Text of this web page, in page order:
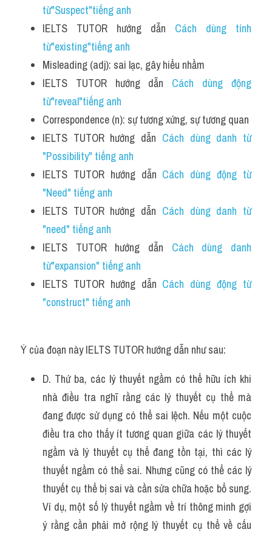
từ"Suspect"tiếng anh
IELTS TUTOR hướng dẫn Cách dùng tính
từ"existing"tiếng anh
Misleading (adj): sai lạc, gây hiểu nhầm
IELTS TUTOR hướng dẫn Cách dùng động
từ"reveal"tiếng anh
Correspondence (n): sự tương xứng, sự tương quan
IELTS TUTOR hướng dẫn Cách dùng danh từ
"Possibility" tiếng anh
IELTS TUTOR hướng dẫn Cách dùng động từ
"Need" tiếng anh
IELTS TUTOR hướng dẫn Cách dùng danh từ
"need" tiếng anh
IELTS TUTOR hướng dẫn Cách dùng danh
từ"expansion" tiếng anh
IELTS TUTOR hướng dẫn Cách dùng động từ
"construct" tiếng anh
Ý của đoạn này IELTS TUTOR hướng dẫn như sau:
D. Thứ ba, các lý thuyết ngầm có thể hữu ích khi
nhà điều tra nghĩ rằng các lý thuyết cụ thể mà
đang được sử dụng có thể sai lệch. Nếu một cuộc
điều tra cho thấy ít tương quan giữa các lý thuyết
ngầm và lý thuyết cụ thể đang tồn tại, thì các lý
thuyết ngầm có thể sai. Nhưng cũng có thể các lý
thuyết cụ thể bị sai và cần sửa chữa hoặc bổ sung.
Ví dụ, một số lý thuyết ngầm về trí thông minh gợi
ý rằng cần phải mở rộng lý thuyết cụ thể về cấu